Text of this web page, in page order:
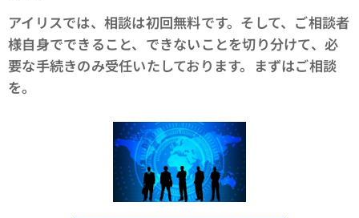
アイリスでは、相談は初回無料です。そして、ご相談者
様自身でできること、できないことを切り分けて、必
要な手続きのみ受任いたしております。まずはご相談
を。